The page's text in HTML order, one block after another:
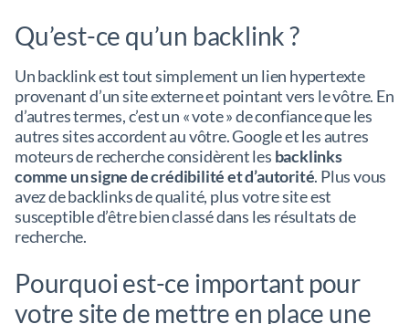
Qu’est-ce qu’un backlink ?
Un backlink est tout simplement un lien hypertexte
provenant d’un site externe et pointant vers le vôtre. En
d’autres termes, c’est un « vote » de confiance que les
autres sites accordent au vôtre. Google et les autres
moteurs de recherche considèrent les backlinks
comme un signe de crédibilité et d’autorité. Plus vous
avez de backlinks de qualité, plus votre site est
susceptible d’être bien classé dans les résultats de
recherche.
Pourquoi est-ce important pour
votre site de mettre en place une